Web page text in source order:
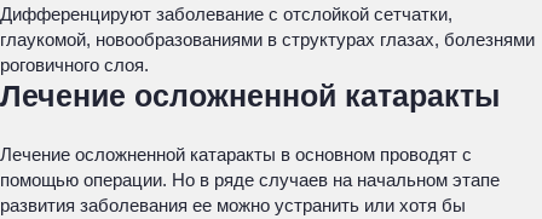
Дифференцируют заболевание с отслойкой сетчатки,
глаукомой, новообразованиями в структурах глазах, болезнями
роговичного слоя.
Лечение осложненной катаракты
Лечение осложненной катаракты в основном проводят с
помощью операции. Но в ряде случаев на начальном этапе
развития заболевания ее можно устранить или хотя бы